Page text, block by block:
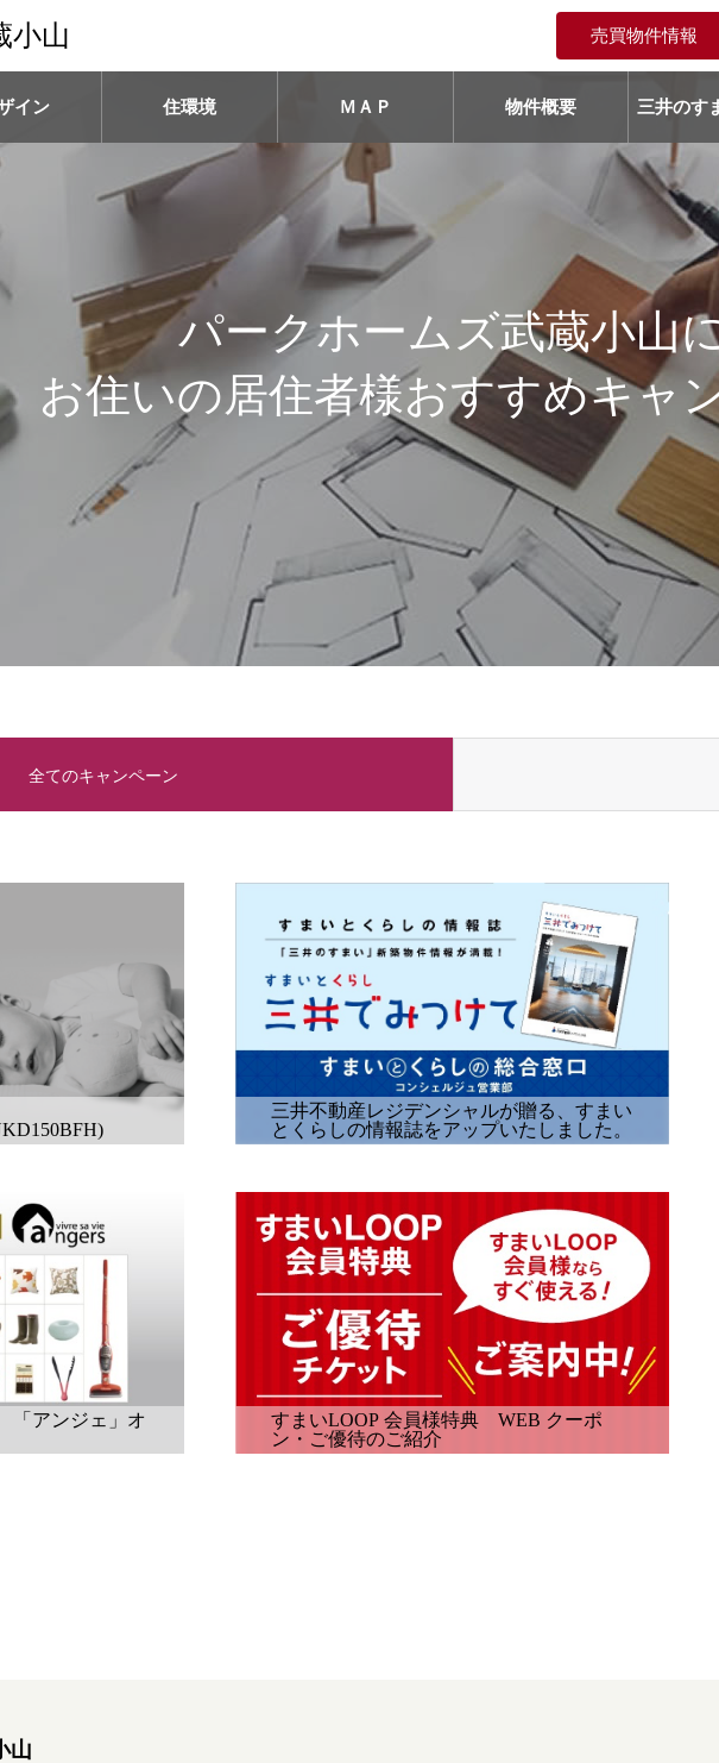
小山 売買物件情報
イン 住環境 ＭＡＰ 物件概要 三井のす
パークホームズ武蔵小山
お住いの居住者様おすすめキャ
全てのキャンペーン
三井不動産レジデンシャルが贈る、すまい
とくらしの情報誌をアップいたしました。
「アンジェ」オ
すまいLOOP 会員様特典 WEB クーポ
ン・ご優待のご紹介
山